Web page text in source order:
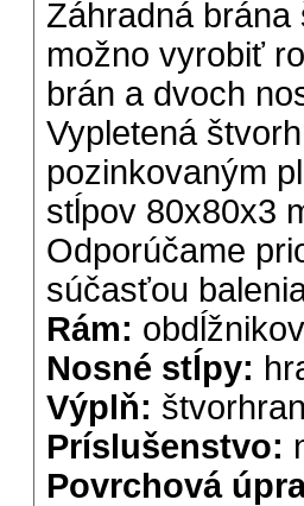
Záhradná
možno vyrobiť
brán a dvoch
Vypletená
pozinkovaným
stĺpov 80x80x3
Odporúčame
súčasťou
Rám:
Nosné stĺpy:
Výplň:
Príslušenstvo:
Povrchová